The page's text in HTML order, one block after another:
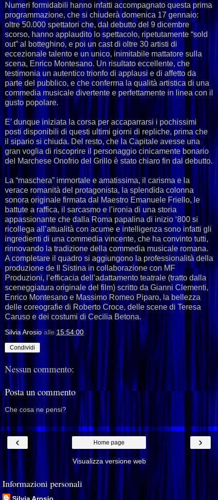
Numeri formidabili hanno infatti accompagnato questa prima
programmazione, che si chiuderà domenica 17 gennaio:
oltre 50.000 spettatori che, dal debutto del 9 dicembre
scorso, hanno applaudito lo spettacolo, ripetutamente “sold
out” al botteghino, e poi un cast di oltre 30 artisti di
eccezionale talento e un unico, inimitabile mattatore sulla
scena, Enrico Montesano. Un risultato eccellente, che
testimonia un autentico trionfo di applausi e di affetto da
parte del pubblico, e che conferma la qualità artistica di una
commedia musicale divertente e perfettamente in linea con il
gusto popolare.
E’ dunque iniziata la corsa per accaparrarsi i pochissimi
posti disponibili di questi ultimi giorni di repliche, prima che
il sipario si chiuda. Del resto, che la Capitale avesse una
gran voglia di riscoprire il personaggio cinicamente bonario
del Marchese Onofrio del Grillo è stato chiaro fin dal debutto.
La “maschera” immortale e amatissima, il carisma e la
verace romanità del protagonista, la splendida colonna
sonora originale firmata dal Maestro Emanuele Friello, le
battute a raffica, il sarcasmo e l’ironia di una storia
appassionante che dalla Roma papalina di inizio ‘800 si
ricollega all’attualità con acume e intelligenza sono infatti gli
ingredienti di una commedia vincente, che ha convinto tutti,
rinnovando la tradizione della commedia musicale romana.
A completare il quadro si aggiungono la professionalità della
produzione de Il Sistina in collaborazione con MF
Produzioni, l’efficacia dell’adattamento teatrale (tratto dalla
sceneggiatura originale del film) scritto da Gianni Clementi,
Enrico Montesano e Massimo Romeo Piparo, la bellezza
delle coreografie di Roberto Croce, delle scene di Teresa
Caruso e dei costumi di Cecilia Betona.
Silvia Arosio alle 15:54:00
Condividi
Nessun commento:
Posta un commento
Che cosa ne pensi?
‹ ›
Home page
Visualizza versione web
Informazioni personali
Silvia Arosio